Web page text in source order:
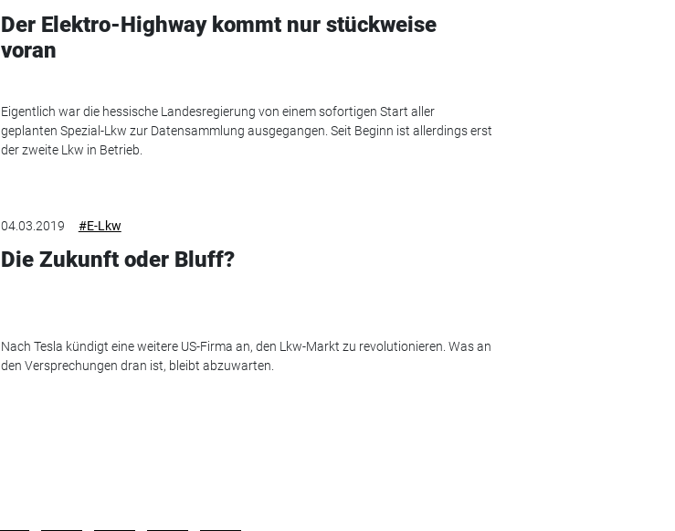
Der Elektro-Highway kommt nur stückweise
voran
Eigentlich war die hessische Landesregierung von einem sofortigen Start aller
geplanten Spezial-Lkw zur Datensammlung ausgegangen. Seit Beginn ist allerdings erst
der zweite Lkw in Betrieb.
04.03.2019 #E-Lkw
Die Zukunft oder Bluff?
Nach Tesla kündigt eine weitere US-Firma an, den Lkw-Markt zu revolutionieren. Was an
den Versprechungen dran ist, bleibt abzuwarten.